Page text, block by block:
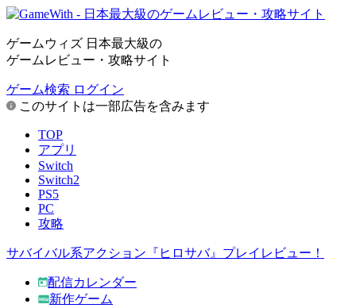
ゲームウィズ 日本最大級の
ゲームレビュー・攻略サイト
ゲーム検索 ログイン
このサイトは一部広告を含みます
TOP
アプリ
Switch
Switch2
PS5
PC
攻略
サバイバル系アクション『ヒロサバ』プレイレビュー！
配信カレンダー
新作ゲーム